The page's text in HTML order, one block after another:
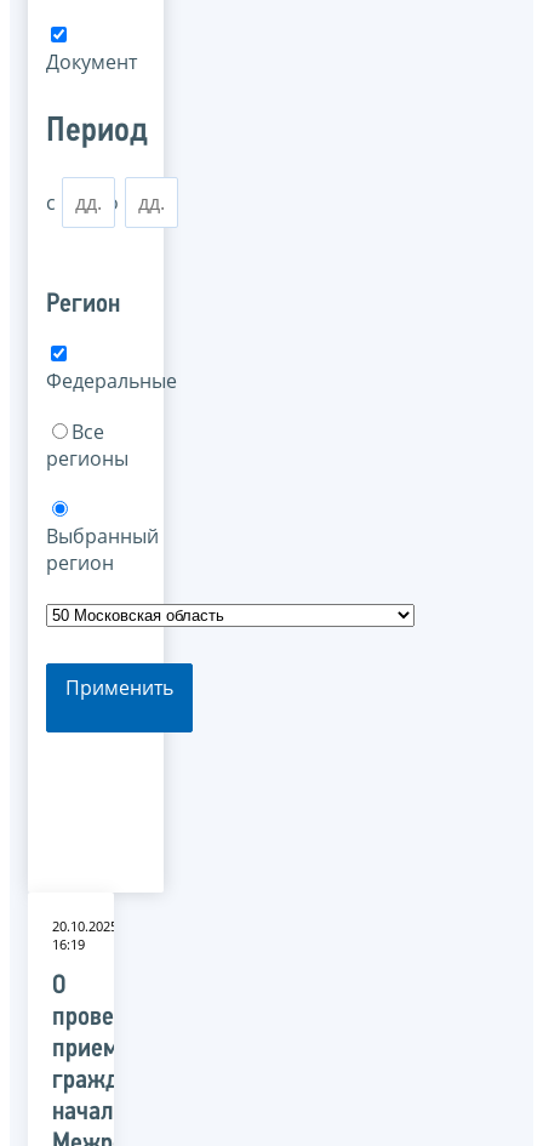
Документ
Период
с по
Регион
Федеральные
Все
регионы
Выбранный
регион
Применить
20.10.2025
16:19
О
проведении
приема
граждан
начальником